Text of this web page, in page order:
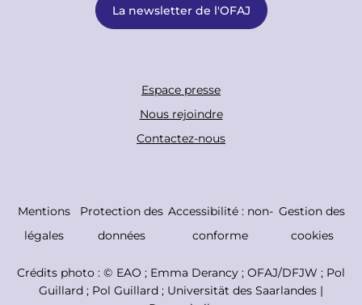
La newsletter de l'OFAJ
r
B
t
Espace presse
Nous rejoindre
Contactez-nous
C
y
Mentions
légales
Protection des
données
Accessibilité : non-
conforme
Gestion des
cookies
Crédits photo : © EAO ; Emma Derancy ; OFAJ/DFJW ; Pol
Guillard ; Pol Guillard ; Universität des Saarlandes |